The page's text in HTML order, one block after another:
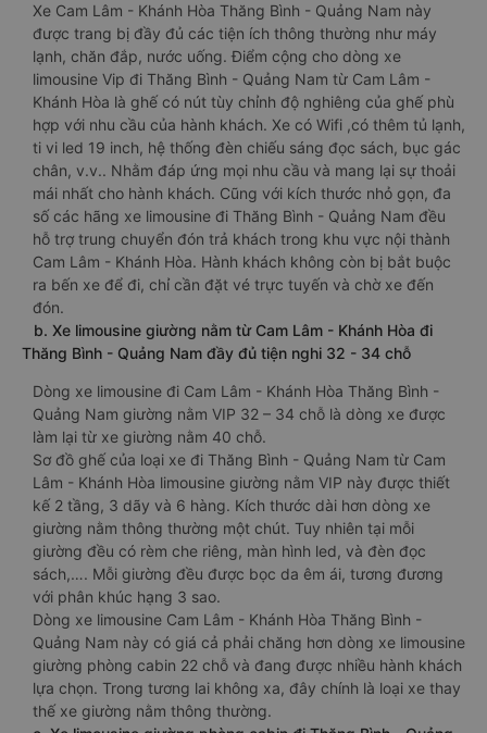
Xe Cam Lâm - Khánh Hòa Thăng Bình - Quảng Nam này
được trang bị đầy đủ các tiện ích thông thường như máy
lạnh, chăn đắp, nước uống. Điểm cộng cho dòng xe
limousine Vip đi Thăng Bình - Quảng Nam từ Cam Lâm -
Khánh Hòa là ghế có nút tùy chỉnh độ nghiêng của ghế phù
hợp với nhu cầu của hành khách. Xe có Wifi ,có thêm tủ lạnh,
ti vi led 19 inch, hệ thống đèn chiếu sáng đọc sách, bục gác
chân, v.v.. Nhằm đáp ứng mọi nhu cầu và mang lại sự thoải
mái nhất cho hành khách. Cũng với kích thước nhỏ gọn, đa
số các hãng xe limousine đi Thăng Bình - Quảng Nam đều
hỗ trợ trung chuyển đón trả khách trong khu vực nội thành
Cam Lâm - Khánh Hòa. Hành khách không còn bị bắt buộc
ra bến xe để đi, chỉ cần đặt vé trực tuyến và chờ xe đến
đón.
b. Xe limousine giường nằm từ Cam Lâm - Khánh Hòa đi
Thăng Bình - Quảng Nam đầy đủ tiện nghi 32 - 34 chỗ
Dòng xe limousine đi Cam Lâm - Khánh Hòa Thăng Bình -
Quảng Nam giường nằm VIP 32 – 34 chỗ là dòng xe được
làm lại từ xe giường nằm 40 chỗ.
Sơ đồ ghế của loại xe đi Thăng Bình - Quảng Nam từ Cam
Lâm - Khánh Hòa limousine giường nằm VIP này được thiết
kế 2 tầng, 3 dãy và 6 hàng. Kích thước dài hơn dòng xe
giường nằm thông thường một chút. Tuy nhiên tại mỗi
giường đều có rèm che riêng, màn hình led, và đèn đọc
sách,…. Mỗi giường đều được bọc da êm ái, tương đương
với phân khúc hạng 3 sao.
Dòng xe limousine Cam Lâm - Khánh Hòa Thăng Bình -
Quảng Nam này có giá cả phải chăng hơn dòng xe limousine
giường phòng cabin 22 chỗ và đang được nhiều hành khách
lựa chọn. Trong tương lai không xa, đây chính là loại xe thay
thế xe giường nằm thông thường.